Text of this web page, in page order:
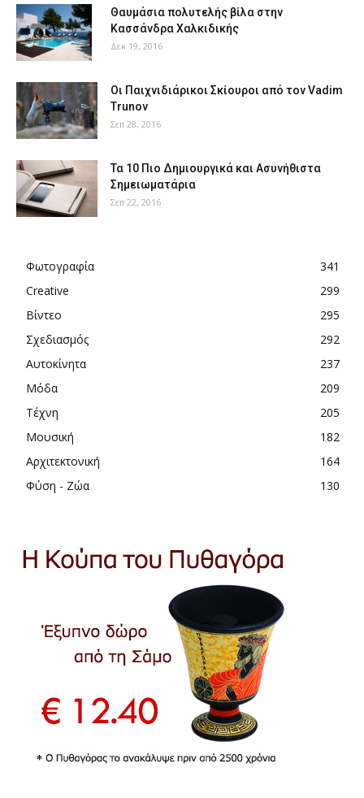
Θαυμάσια πολυτελής βίλα στην
Κασσάνδρα Χαλκιδικής
Δεκ 19, 2016
Οι Παιχνιδιάρικοι Σκίουροι από τον Vadim
Trunov
Σεπ 28, 2016
Τα 10 Πιο Δημιουργικά και Ασυνήθιστα
Σημειωματάρια
Σεπ 22, 2016
Φωτογραφία
341
Creative
299
Βίντεο
295
Σχεδιασμός
292
Αυτοκίνητα
237
Μόδα
209
Τέχνη
205
Μουσική
182
Αρχιτεκτονική
164
Φύση - Ζώα
130